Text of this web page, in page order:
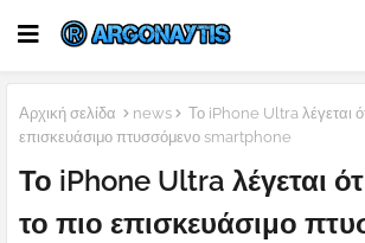
Αρχική σελίδα news
Το iPhone Ultra λέγεται
επισκευάσιμο πτυσσόμενο smartphone
Το iPhone Ultra λέγεται
το πιο επισκευάσιμο